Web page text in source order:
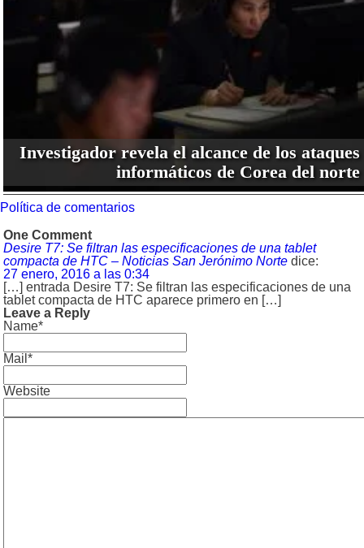
Investigador revela el alcance de los ataques
informáticos de Corea del norte
Política de comentarios
One Comment
Desire T7: Se filtran las especificaciones de una tablet
compacta de HTC – Noticias San Jerónimo Norte dice:
27 enero, 2016 a las 0:34
[…] entrada Desire T7: Se filtran las especificaciones de una
tablet compacta de HTC aparece primero en […]
Leave a Reply
Name*
Mail*
Website